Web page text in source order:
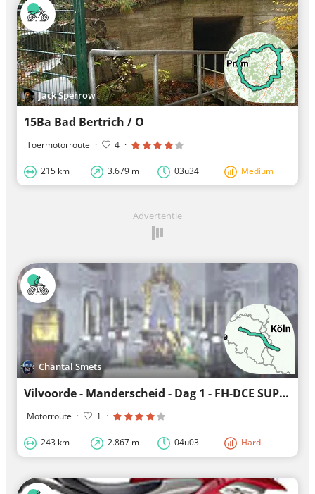
Jack Sperrow
15Ba Bad Bertrich / O
Toermotorroute · 4 ·
215 km 3.679 m 03u34 Medium
Advertentie
Chantal Smets
Vilvoorde - Manderscheid - Dag 1 - FH-DCE SUPER RALLY® 2024 - CZECH REPUBLIC
Motorroute · 1 ·
243 km 2.867 m 04u03 Hard